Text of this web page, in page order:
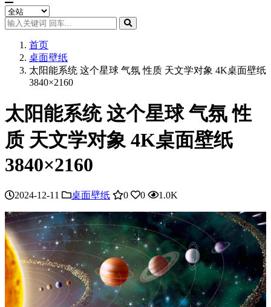
首页
桌面壁纸
太阳能系统 这个星球 气氛 性质 天文学对象 4K桌面壁纸
3840×2160
太阳能系统 这个星球 气氛 性
质 天文学对象 4K桌面壁纸
3840×2160
2024-12-11 桌面壁纸 0 0 1.0K